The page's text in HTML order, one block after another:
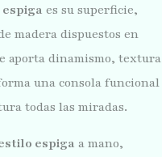
es su superficie,
madera dispuestos en
aporta dinamismo, textura
una consola funcional
todas las miradas.
espiga a mano,